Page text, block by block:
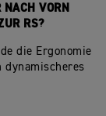
NACH VORN
RS?
die Ergonomie